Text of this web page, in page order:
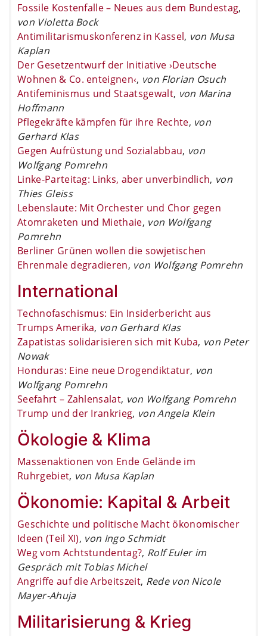
Fossile Kostenfalle – Neues aus dem Bundestag,
von Violetta Bock
Antimilitarismuskonferenz in Kassel, von Musa
Kaplan
Der Gesetzentwurf der Initiative ›Deutsche
Wohnen & Co. enteignen‹, von Florian Osuch
Antifeminismus und Staatsgewalt, von Marina
Hoffmann
Pflegekräfte kämpfen für ihre Rechte, von
Gerhard Klas
Gegen Aufrüstung und Sozialabbau, von
Wolfgang Pomrehn
Linke-Parteitag: Links, aber unverbindlich, von
Thies Gleiss
Lebenslaute: Mit Orchester und Chor gegen
Atomraketen und Miethaie, von Wolfgang
Pomrehn
Berliner Grünen wollen die sowjetischen
Ehrenmale degradieren, von Wolfgang Pomrehn
International
Technofaschismus: Ein Insiderbericht aus
Trumps Amerika, von Gerhard Klas
Zapatistas solidarisieren sich mit Kuba, von Peter
Nowak
Honduras: Eine neue Drogendiktatur, von
Wolfgang Pomrehn
Seefahrt – Zahlensalat, von Wolfgang Pomrehn
Trump und der Irankrieg, von Angela Klein
Ökologie & Klima
Massenaktionen von Ende Gelände im
Ruhrgebiet, von Musa Kaplan
Ökonomie: Kapital & Arbeit
Geschichte und politische Macht ökonomischer
Ideen (Teil XI), von Ingo Schmidt
Weg vom Achtstundentag?, Rolf Euler im
Gespräch mit Tobias Michel
Angriffe auf die Arbeitszeit, Rede von Nicole
Mayer-Ahuja
Militarisierung & Krieg